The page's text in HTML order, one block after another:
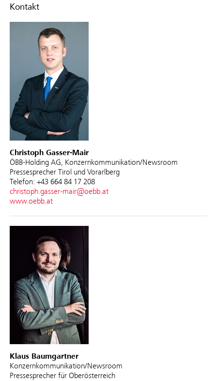
Kontakt
Christoph Gasser-Mair
ÖBB-Holding AG, Konzernkommunikation/Newsroom
Pressesprecher Tirol und Vorarlberg
Telefon: +43 664 84 17 208
christoph.gasser-mair@oebb.at
www.oebb.at
Klaus Baumgartner
Konzernkommunikation/Newsroom
Pressesprecher für Oberösterreich